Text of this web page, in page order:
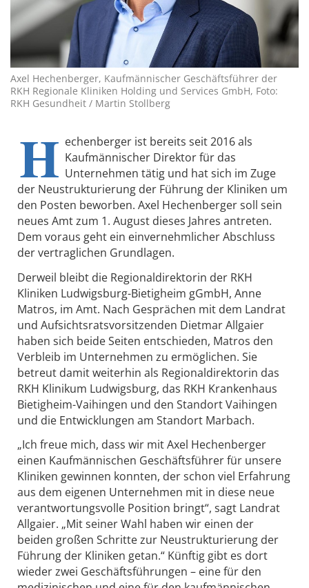
Axel Hechenberger, Kaufmännischer Geschäftsführer der
RKH Regionale Kliniken Holding und Services GmbH, Foto:
RKH Gesundheit / Martin Stollberg
H echenberger ist bereits seit 2016 als
Kaufmännischer Direktor für das
Unternehmen tätig und hat sich im Zuge
der Neustrukturierung der Führung der Kliniken um
den Posten beworben. Axel Hechenberger soll sein
neues Amt zum 1. August dieses Jahres antreten.
Dem voraus geht ein einvernehmlicher Abschluss
der vertraglichen Grundlagen.
Derweil bleibt die Regionaldirektorin der RKH
Kliniken Ludwigsburg-Bietigheim gGmbH, Anne
Matros, im Amt. Nach Gesprächen mit dem Landrat
und Aufsichtsratsvorsitzenden Dietmar Allgaier
haben sich beide Seiten entschieden, Matros den
Verbleib im Unternehmen zu ermöglichen. Sie
betreut damit weiterhin als Regionaldirektorin das
RKH Klinikum Ludwigsburg, das RKH Krankenhaus
Bietigheim-Vaihingen und den Standort Vaihingen
und die Entwicklungen am Standort Marbach.
„Ich freue mich, dass wir mit Axel Hechenberger
einen Kaufmännischen Geschäftsführer für unsere
Kliniken gewinnen konnten, der schon viel Erfahrung
aus dem eigenen Unternehmen mit in diese neue
verantwortungsvolle Position bringt“, sagt Landrat
Allgaier. „Mit seiner Wahl haben wir einen der
beiden großen Schritte zur Neustrukturierung der
Führung der Kliniken getan.“ Künftig gibt es dort
wieder zwei Geschäftsführungen – eine für den